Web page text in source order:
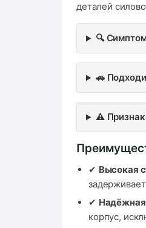
деталей
🔍
🚗
⚠️
✔ Высокая
✔ Надёжная
корпус,